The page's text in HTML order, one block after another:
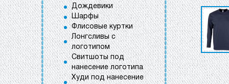
Дождевики
Шарфы
Флисовые куртки
Лонгсливы с
логотипом
Свитшоты под
нанесение логотипа
Худи под нанесение